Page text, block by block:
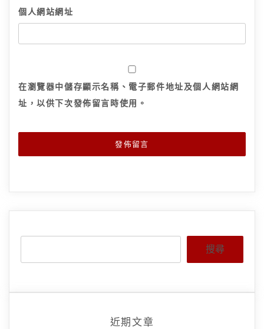
個人網站網址
在瀏覽器中儲存顯示名稱、電子郵件地址及個人網站網
址，以供下次發佈留言時使用。
搜尋
近期文章